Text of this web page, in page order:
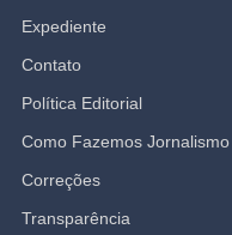
Expediente
Contato
Política Editorial
Como Fazemos Jornalismo
Correções
Transparência